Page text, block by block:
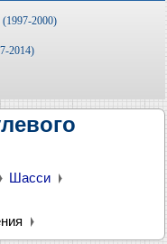
(1997-2000)
2014)
Шасси